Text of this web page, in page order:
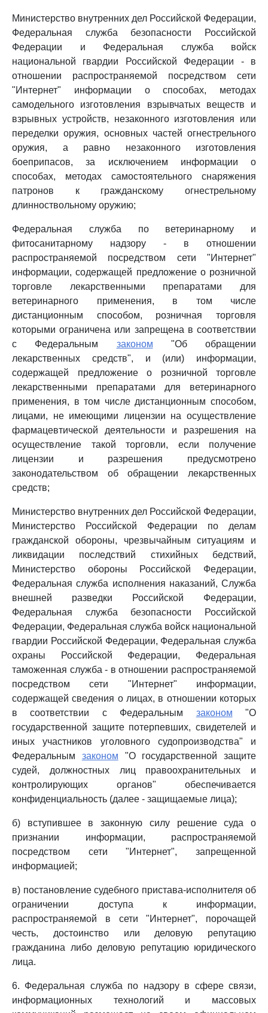
Министерство внутренних дел Российской Федерации,
Федеральная служба безопасности Российской
Федерации и Федеральная служба войск
национальной гвардии Российской Федерации - в
отношении распространяемой посредством сети
"Интернет" информации о способах, методах
самодельного изготовления взрывчатых веществ и
взрывных устройств, незаконного изготовления или
переделки оружия, основных частей огнестрельного
оружия, а равно незаконного изготовления
боеприпасов, за исключением информации о
способах, методах самостоятельного снаряжения
патронов к гражданскому огнестрельному
длинноствольному оружию;
Федеральная служба по ветеринарному и
фитосанитарному надзору - в отношении
распространяемой посредством сети "Интернет"
информации, содержащей предложение о розничной
торговле лекарственными препаратами для
ветеринарного применения, в том числе
дистанционным способом, розничная торговля
которыми ограничена или запрещена в соответствии
с Федеральным законом "Об обращении
лекарственных средств", и (или) информации,
содержащей предложение о розничной торговле
лекарственными препаратами для ветеринарного
применения, в том числе дистанционным способом,
лицами, не имеющими лицензии на осуществление
фармацевтической деятельности и разрешения на
осуществление такой торговли, если получение
лицензии и разрешения предусмотрено
законодательством об обращении лекарственных
средств;
Министерство внутренних дел Российской Федерации,
Министерство Российской Федерации по делам
гражданской обороны, чрезвычайным ситуациям и
ликвидации последствий стихийных бедствий,
Министерство обороны Российской Федерации,
Федеральная служба исполнения наказаний, Служба
внешней разведки Российской Федерации,
Федеральная служба безопасности Российской
Федерации, Федеральная служба войск национальной
гвардии Российской Федерации, Федеральная служба
охраны Российской Федерации, Федеральная
таможенная служба - в отношении распространяемой
посредством сети "Интернет" информации,
содержащей сведения о лицах, в отношении которых
в соответствии с Федеральным законом "О
государственной защите потерпевших, свидетелей и
иных участников уголовного судопроизводства" и
Федеральным законом "О государственной защите
судей, должностных лиц правоохранительных и
контролирующих органов" обеспечивается
конфиденциальность (далее - защищаемые лица);
б) вступившее в законную силу решение суда о
признании информации, распространяемой
посредством сети "Интернет", запрещенной
информацией;
в) постановление судебного пристава-исполнителя об
ограничении доступа к информации,
распространяемой в сети "Интернет", порочащей
честь, достоинство или деловую репутацию
гражданина либо деловую репутацию юридического
лица.
6. Федеральная служба по надзору в сфере связи,
информационных технологий и массовых